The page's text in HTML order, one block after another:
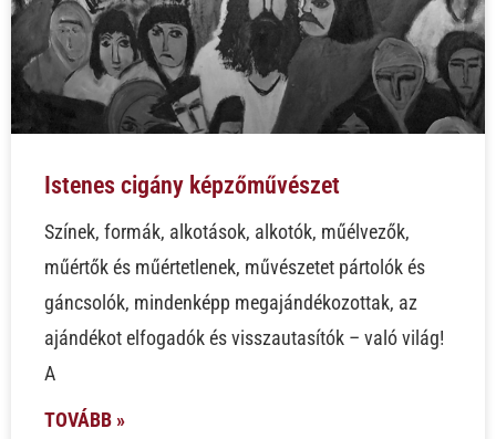
Istenes cigány képzőművészet
Színek, formák, alkotások, alkotók, műélvezők,
műértők és műértetlenek, művészetet pártolók és
gáncsolók, mindenképp megajándékozottak, az
ajándékot elfogadók és visszautasítók – való világ!
A
TOVÁBB »